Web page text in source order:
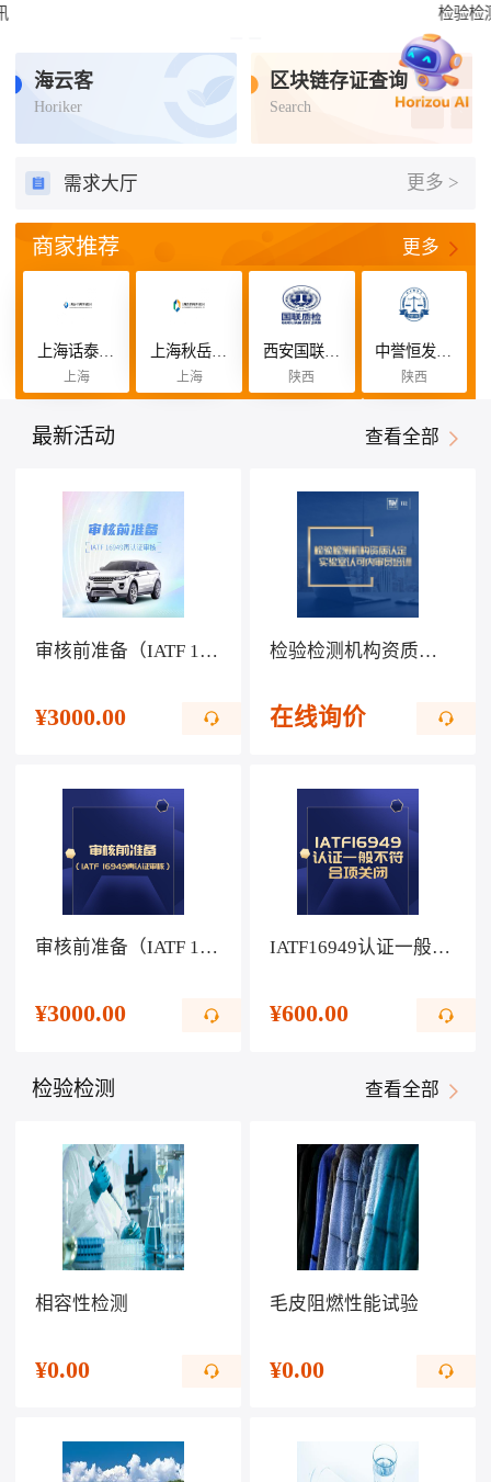
补贴联盟
海云客
Horiker
区块链存证查询
Search
需求大厅 更多 >
商家推荐 更多
上海话泰恒咨询管理有限公司
上海
上海秋岳缘咨询管理有限公司
上海
西安国联质量检测技术股份有限公司
陕西
中誉恒发认证有限公司
陕西
最新活动 查看全部
审核前准备（IATF 16949再认证审核）
¥3000.00
检验检测机构资质认定、实验室认可内审员培训
在线询价
审核前准备（IATF 16949再认证审核）
¥3000.00
IATF16949认证一般不符合项关闭
¥600.00
检验检测 查看全部
相容性检测
¥0.00
毛皮阻燃性能试验
¥0.00